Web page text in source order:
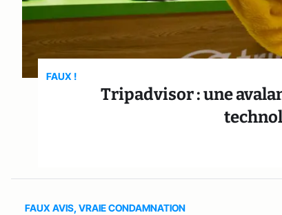
FAUX !
Tripadvisor : une
FAUX AVIS, VRAIE CONDAMNATION